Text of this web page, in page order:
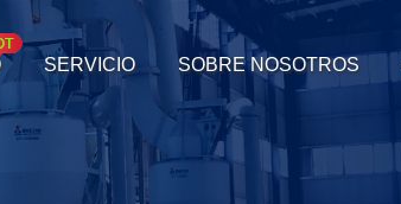
SERVICIO SOBRE NOSOTROS